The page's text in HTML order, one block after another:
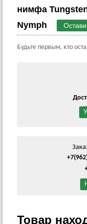
нимфа
Nymph
Будьте первым, кто
Товар